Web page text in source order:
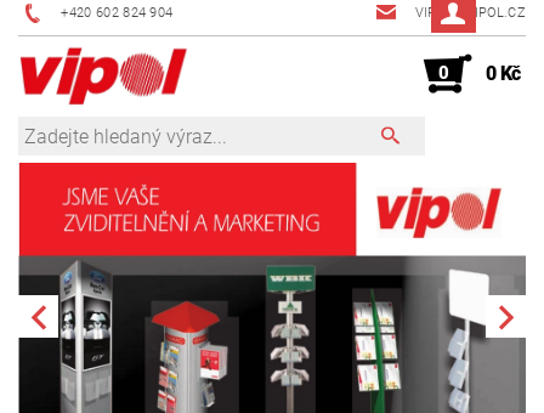
+420 602 824 904 VIPOL@VIPOL.CZ
0 0 Kč